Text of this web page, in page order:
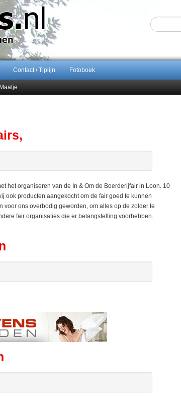
Contact / Tiplijn Fotoboek
FC Emmen
het organiseren van de In & Om de Boerderijfair in Loon. 10
ook producten aangekocht om de fair goed te kunnen
ons overbodig geworden, om alles op de zolder te
fair organisaties die er belangstelling voorhebben.